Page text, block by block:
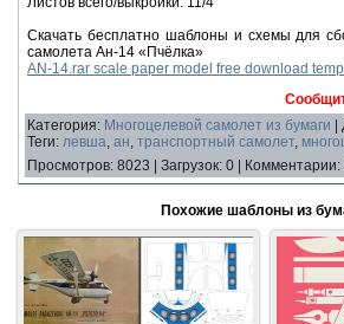
Скачать бесплатно шаблоны и схемы для
самолета Ан-14 «Пчёлка»
AN-14.rar scale paper model free download
Категория: Многоцелевой самолет из бумаги
Теги: левша, ан, транспортный самолет,
Просмотров: 8023 Загрузок: 0 Комментарии:
Похожие шаблоны из